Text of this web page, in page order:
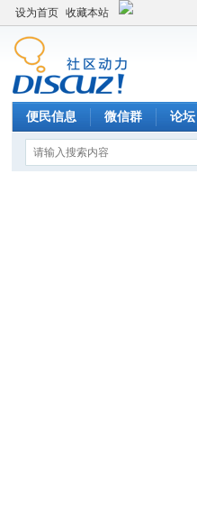
设为首页 收藏本站
便民信息 微信群 论坛